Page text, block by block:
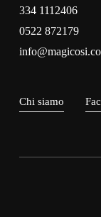
334 1112406
0522 872179
Chi siamo